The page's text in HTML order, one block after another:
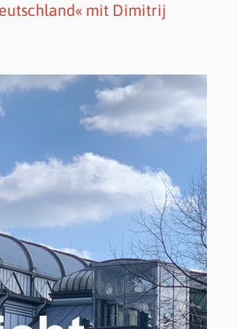
mit Dimitrij